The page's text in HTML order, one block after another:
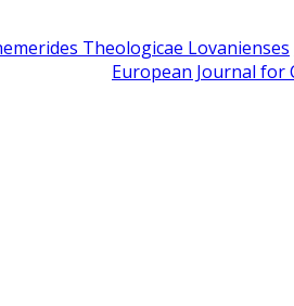
Theologicae Lovanienses
European Journal for